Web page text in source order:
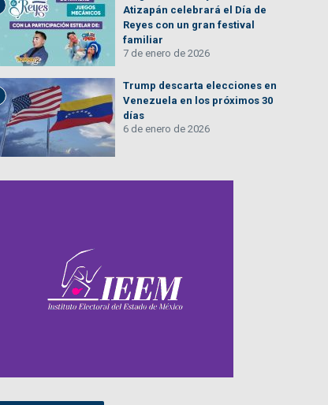
Atizapán celebrará el Día de
Reyes con un gran festival
familiar
7 de enero de 2026
Trump descarta elecciones en
Venezuela en los próximos 30
días
6 de enero de 2026